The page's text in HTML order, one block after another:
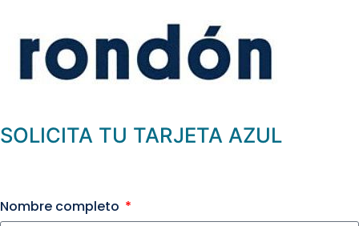
SOLICITA TU TARJETA AZUL
Nombre completo